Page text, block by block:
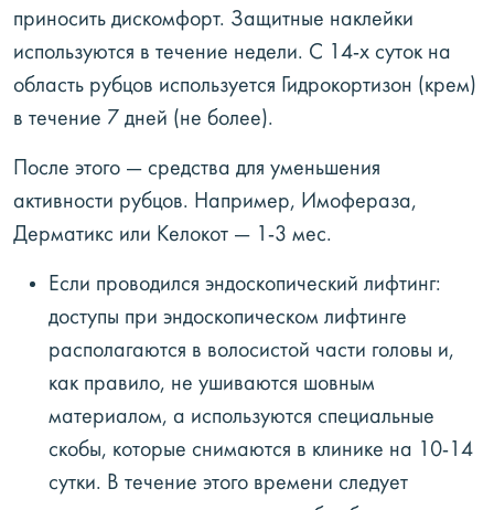
приносить дискомфорт. Защитные наклейки
используются в течение недели. С 14-х суток на
область рубцов используется Гидрокортизон (крем)
в течение 7 дней (не более).
После этого — средства для уменьшения
активности рубцов. Например, Имофераза,
Дерматикс или Келокот — 1-3 мес.
Если проводился эндоскопический лифтинг:
доступы при эндоскопическом лифтинге
располагаются в волосистой части головы и,
как правило, не ушиваются шовным
материалом, а используются специальные
скобы, которые снимаются в клинике на 10-14
сутки. В течение этого времени следует